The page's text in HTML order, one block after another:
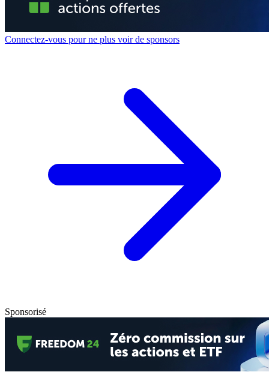
Connectez-vous pour ne plus voir de sponsors
Sponsorisé